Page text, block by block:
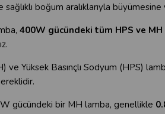
boğum aralıklarıyla büyümesine
400W gücündeki tüm HPS ve
ve Yüksek Basınçlı Sodyum (HPS)
gücündeki bir MH lamba, genellikle